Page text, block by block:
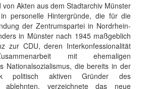
von Akten aus dem Stadtarchiv Münster
personelle Hintergründe, die für die
der Zentrumspartei in Nordrhein-
in Münster nach 1945 maßgeblich
zur CDU, deren Interkonfessionalität
mit ehemaligen
Nationalsozialismus, die bereits in der
politisch aktiven Gründer des
ablehnten, verzeichnete das neue